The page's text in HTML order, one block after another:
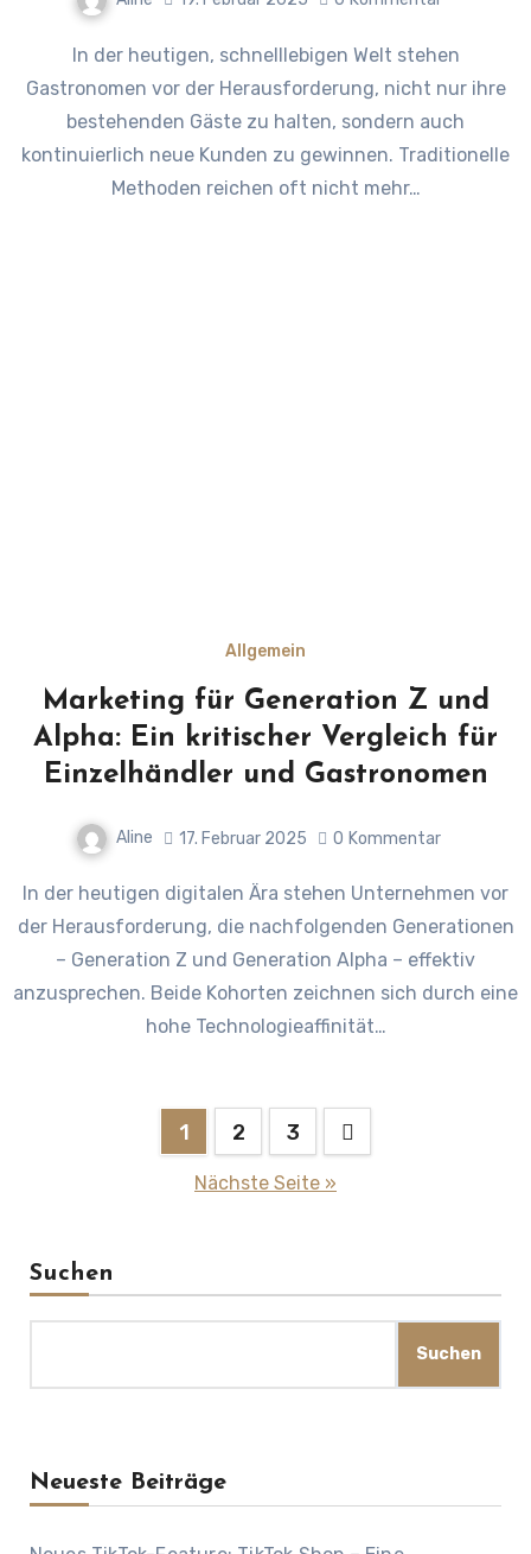
In der heutigen, schnelllebigen Welt stehen
Gastronomen vor der Herausforderung, nicht nur ihre
bestehenden Gäste zu halten, sondern auch
kontinuierlich neue Kunden zu gewinnen. Traditionelle
Methoden reichen oft nicht mehr…
Allgemein
Marketing für Generation Z und
Alpha: Ein kritischer Vergleich für
Einzelhändler und Gastronomen
Aline 17. Februar 2025 0 Kommentar
der Herausforderung, die nachfolgenden Generationen
– Generation Z und Generation Alpha – effektiv
anzusprechen. Beide Kohorten zeichnen sich durch eine
hohe Technologieaffinität…
Seitennummerierung
1 2 3
Nächste Seite »
Suchen
Suchen
Neueste Beiträge